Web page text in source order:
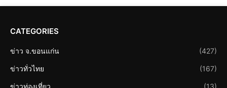
CATEGORIES
ข่าว จ.ขอนแก่น (427)
ข่าวทั่วไทย (167)